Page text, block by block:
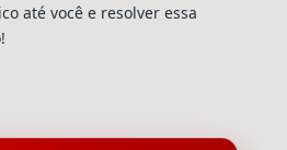
até você e resolver essa